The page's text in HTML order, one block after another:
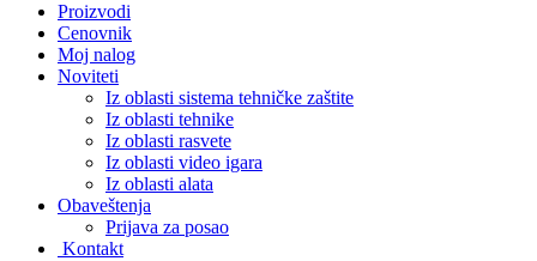
Proizvodi
Cenovnik
Moj nalog
Noviteti
Iz oblasti sistema tehničke zaštite
Iz oblasti tehnike
Iz oblasti rasvete
Iz oblasti video igara
Iz oblasti alata
Obaveštenja
Prijava za posao
Kontakt